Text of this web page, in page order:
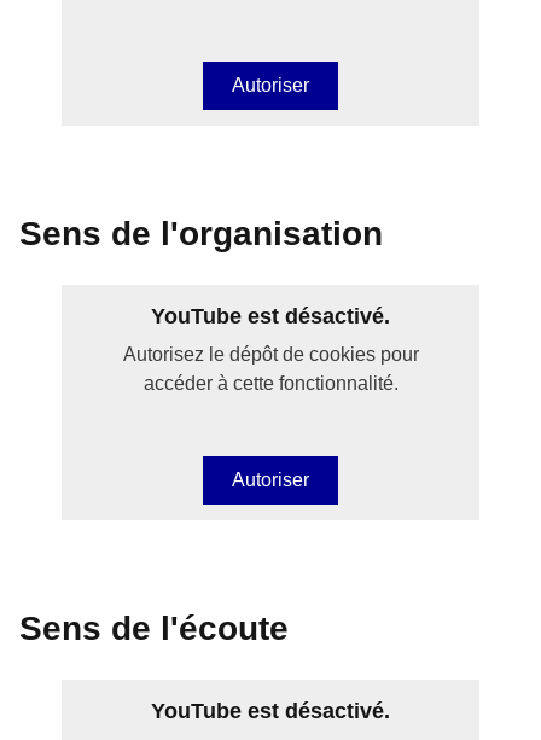
Autoriser
Sens de l'organisation
YouTube est désactivé.
Autorisez le dépôt de cookies pour
accéder à cette fonctionnalité.
Autoriser
Sens de l'écoute
YouTube est désactivé.